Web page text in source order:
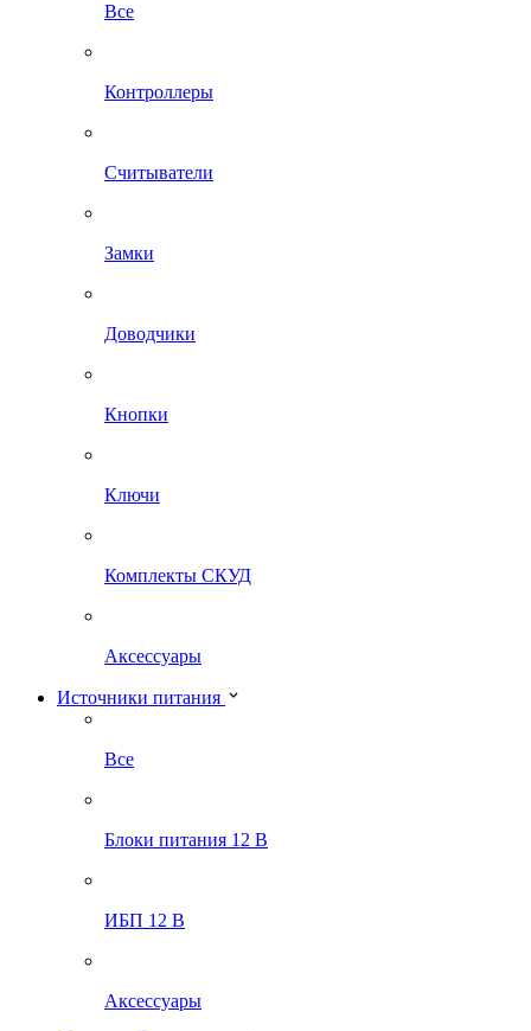
Все
Контроллеры
Считыватели
Замки
Доводчики
Кнопки
Ключи
Комплекты СКУД
Аксессуары
Источники питания
Все
Блоки питания 12 В
ИБП 12 В
Аксессуары